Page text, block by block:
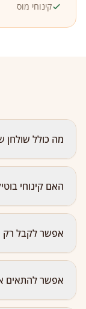
קינוחי מוס
מה כולל שולחן
פחזניות,
קינוחי מוס,
האם קינוחי
ועיקריות).
אפשר לקבל רק
מושלם כתוספת
כשולחן מתוקים
אפשר להתאים